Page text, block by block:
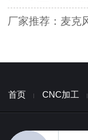
厂家推荐：麦克风阵列外
首页 CNC加工